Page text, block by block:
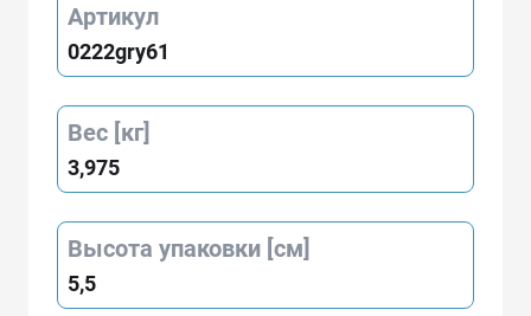
Артикул
0222gry61
Вес [кг]
3,975
Высота упаковки [см]
5,5